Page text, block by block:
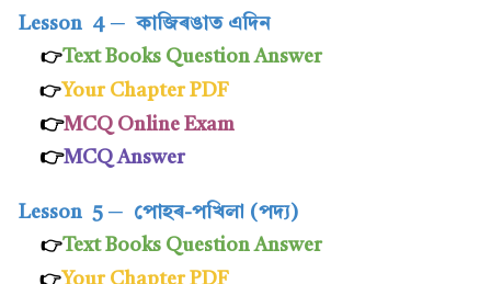
Lesson 4 ─ কাজিৰঙাত এদিন
👉Text Books Question Answer
👉Your Chapter PDF
👉MCQ Online Exam
👉MCQ Answer
Lesson 5 ─ পোহৰ-পখিলা (পদ্য)
👉Text Books Question Answer
Your Chapter PDF